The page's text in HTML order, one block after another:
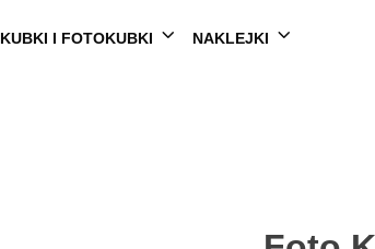
KUBKI I FOTOKUBKI NAKLEJKI